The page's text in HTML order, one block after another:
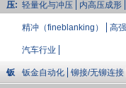
压: 轻量化与冲压 内高压成形
精冲（fineblanking） 高
汽车行业
钣 钣金自动化 铆接/无铆连接